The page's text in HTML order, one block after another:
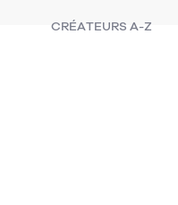
CRÉATEURS A-Z